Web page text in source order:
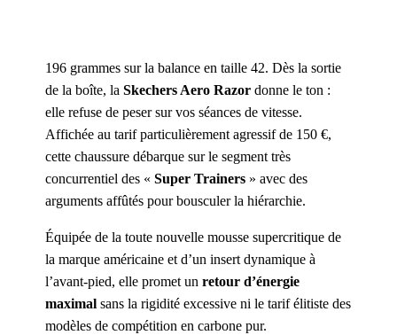
196 grammes sur la balance en taille 42. Dès la sortie
de la boîte, la Skechers Aero Razor donne le ton :
elle refuse de peser sur vos séances de vitesse.
Affichée au tarif particulièrement agressif de 150 €,
cette chaussure débarque sur le segment très
concurrentiel des «Super Trainers » avec des
arguments affûtés pour bousculer la hiérarchie.
Équipée de la toute nouvelle mousse supercritique de
la marque américaine et d’un insert dynamique à
l’avant-pied, elle promet unretour d’énergie
maximal sans la rigidité excessive ni le tarif élitiste des
modèles de compétition en carbone pur.